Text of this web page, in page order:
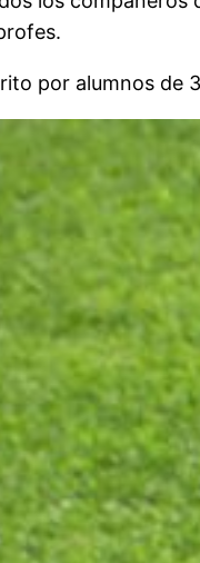
por alumnos de